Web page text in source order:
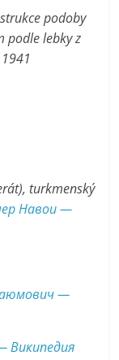
podoby
podle lebky z
turkmenský
Навои —
—
Википедия